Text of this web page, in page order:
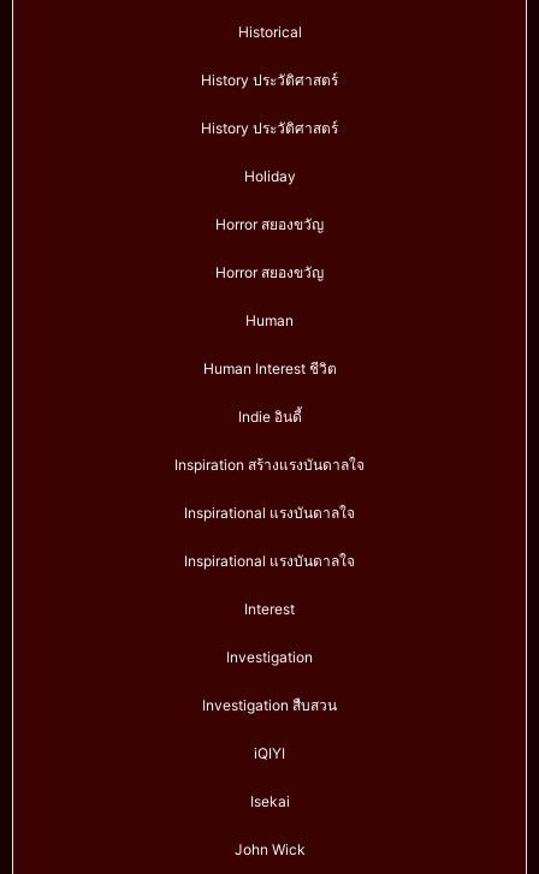
Historical
History ประวัติศาสตร์
History ประวัติศาสตร์
Holiday
Horror สยองขวัญ
Horror สยองขวัญ
Human
Human Interest ชีวิต
Indie อินดี้
Inspiration สร้างแรงบันดาลใจ
Inspirational แรงบันดาลใจ
Inspirational แรงบันดาลใจ
Interest
Investigation
Investigation สืบสวน
iQIYI
Isekai
John Wick